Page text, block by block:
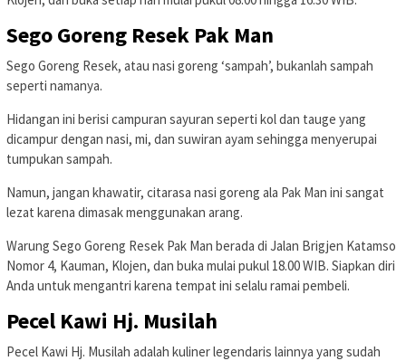
Sego Goreng Resek Pak Man
Sego Goreng Resek, atau nasi goreng ‘sampah’, bukanlah sampah
seperti namanya.
Hidangan ini berisi campuran sayuran seperti kol dan tauge yang
dicampur dengan nasi, mi, dan suwiran ayam sehingga menyerupai
tumpukan sampah.
Namun, jangan khawatir, citarasa nasi goreng ala Pak Man ini sangat
lezat karena dimasak menggunakan arang.
Warung Sego Goreng Resek Pak Man berada di Jalan Brigjen Katamso
Nomor 4, Kauman, Klojen, dan buka mulai pukul 18.00 WIB. Siapkan diri
Anda untuk mengantri karena tempat ini selalu ramai pembeli.
Pecel Kawi Hj. Musilah
Pecel Kawi Hj. Musilah adalah kuliner legendaris lainnya yang sudah